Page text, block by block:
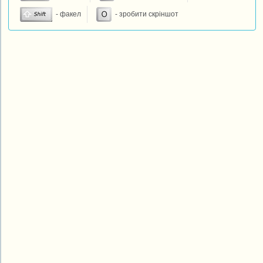
- факел - зробити скріншот